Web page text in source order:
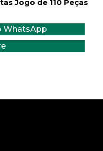
Jogo de 110 Peças
WhatsApp